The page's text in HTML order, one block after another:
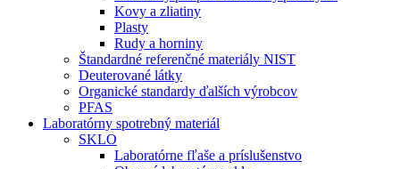
Kovy a zliatiny
Plasty
Rudy a horniny
Štandardné referenčné materiály NIST
Deuterované látky
Organické standardy ďalších výrobcov
PFAS
Laboratórny spotrebný materiál
SKLO
Laboratórne fľaše a príslušenstvo